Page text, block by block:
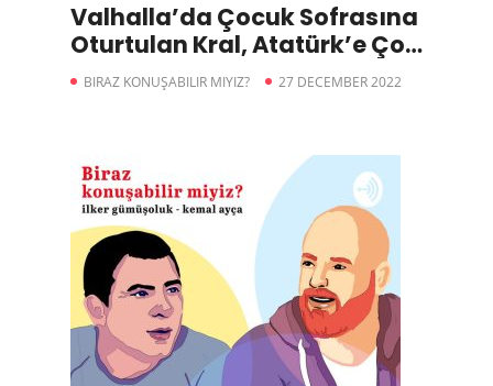
Valhalla’da Çocuk Sofrasına
Oturtulan Kral, Atatürk’e Çok
Az Benzeyen Adam’ın
Mezarı-Biraz Konuşabilir
BIRAZ KONUŞABILIR MIYIZ? 27 DECEMBER 2022